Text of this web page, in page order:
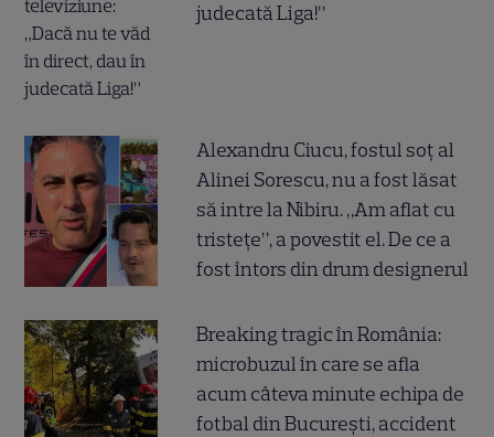
judecată Liga!”
Alexandru Ciucu, fostul soț al
Alinei Sorescu, nu a fost lăsat
să intre la Nibiru. „Am aflat cu
tristețe”, a povestit el. De ce a
fost întors din drum designerul
Breaking tragic în România:
microbuzul în care se afla
acum câteva minute echipa de
fotbal din București, accident